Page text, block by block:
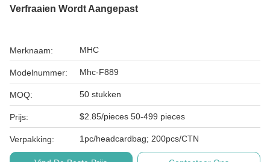
Verfraaien Wordt Aangepast
Merknaam: MHC
Modelnummer: Mhc-F889
MOQ: 50 stukken
Prijs: $2.85/pieces 50-499 pieces
Verpakking: 1pc/headcardbag; 200pcs/CTN